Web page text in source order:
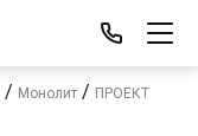
/ Монолит / ПРОЕКТ